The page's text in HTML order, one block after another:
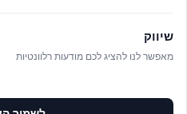
לפרטים
ניהול עוגיות
שיווק
מאפשר לנו להציג לכם מודעות רלוונטיות